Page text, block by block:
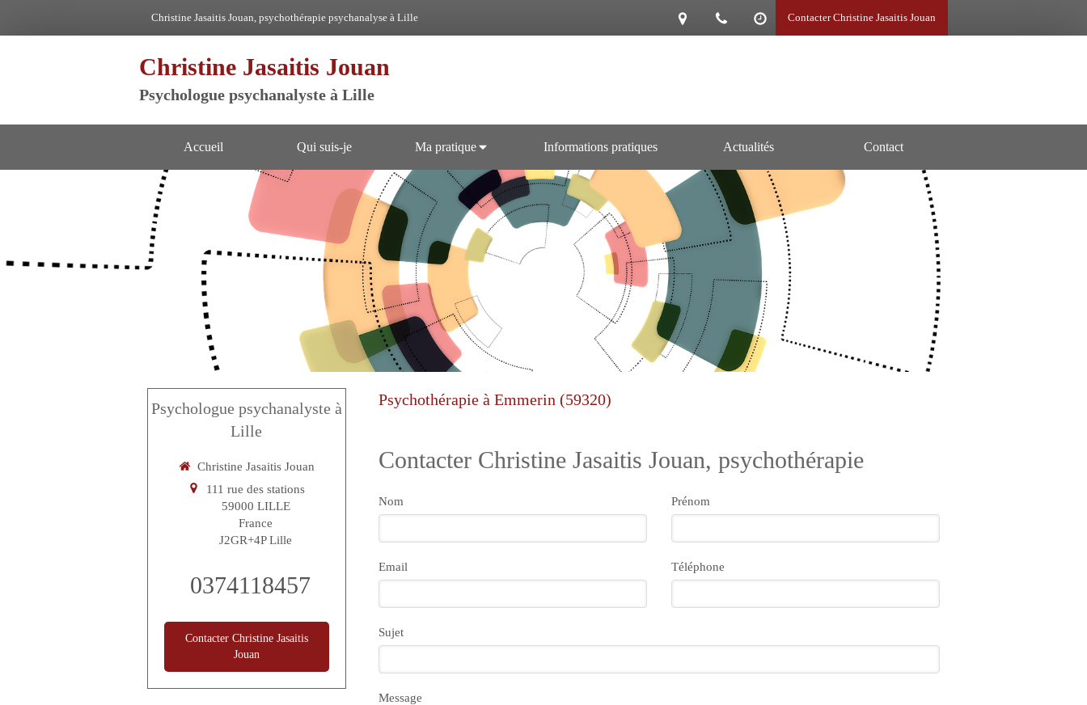
Christine Jasaitis Jouan, psychothérapie psychanalyse à Lille Contacter Christine Jasaitis Jouan
Christine Jasaitis Jouan
Psychologue psychanalyste à Lille
Accueil Qui suis-je Ma pratique Informations pratiques Actualités Contact
Psychothérapie à Emmerin (59320)
Contacter Christine Jasaitis Jouan, psychothérapie
Nom Prénom
Email Téléphone
Sujet
Message
Psychologue psychanalyste à
Lille
Christine Jasaitis Jouan
111 rue des stations
59000 LILLE
France
J2GR+4P Lille
0374118457
Contacter Christine Jasaitis
Jouan